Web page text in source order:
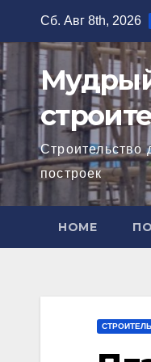
содержимому
Сб. Авг 8th, 2026
Строительство
построек
HOME